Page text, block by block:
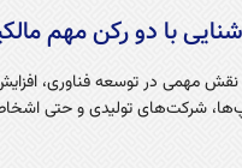
با دو رکن مهم
نقش مهمی در توسعه فناوری،
شرکت‌های تولیدی و حتی